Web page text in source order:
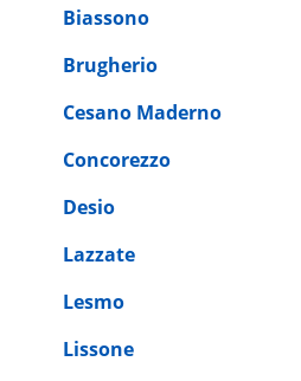
Biassono
Brugherio
Cesano Maderno
Concorezzo
Desio
Lazzate
Lesmo
Lissone